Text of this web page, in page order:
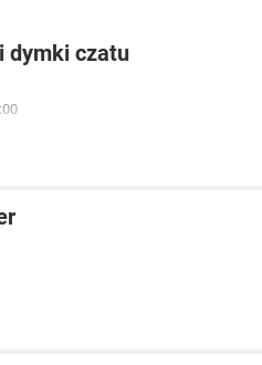
dymki czatu